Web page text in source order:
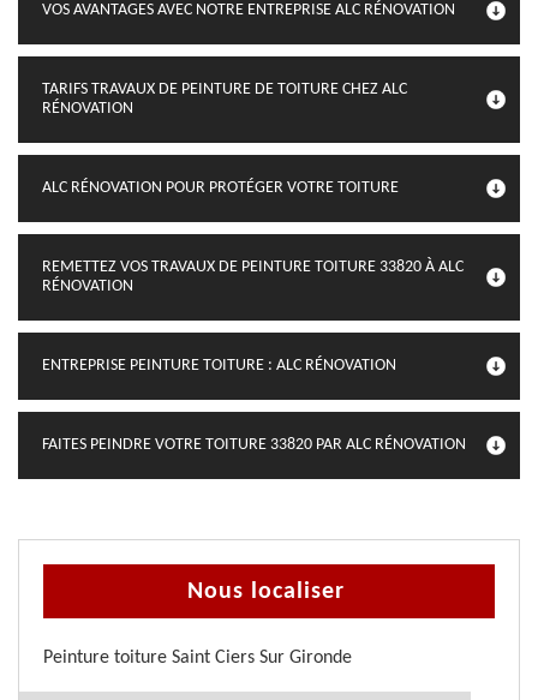
VOS AVANTAGES AVEC NOTRE ENTREPRISE ALC RÉNOVATION
TARIFS TRAVAUX DE PEINTURE DE TOITURE CHEZ ALC
RÉNOVATION
ALC RÉNOVATION POUR PROTÉGER VOTRE TOITURE
REMETTEZ VOS TRAVAUX DE PEINTURE TOITURE 33820 À ALC
RÉNOVATION
ENTREPRISE PEINTURE TOITURE : ALC RÉNOVATION
FAITES PEINDRE VOTRE TOITURE 33820 PAR ALC RÉNOVATION
Nous localiser
Peinture toiture Saint Ciers Sur Gironde